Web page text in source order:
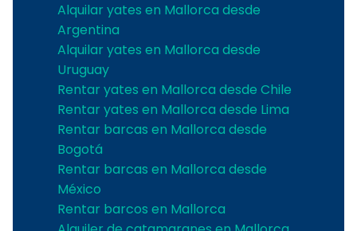
Alquilar yates en Mallorca desde
Argentina
Alquilar yates en Mallorca desde
Uruguay
Rentar yates en Mallorca desde Chile
Rentar yates en Mallorca desde Lima
Rentar barcas en Mallorca desde
Bogotá
Rentar barcas en Mallorca desde
México
Rentar barcos en Mallorca